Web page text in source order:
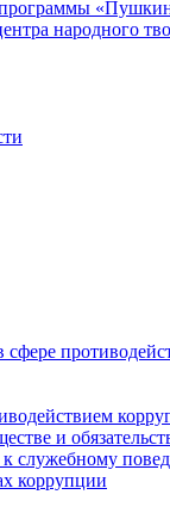
народного
и
служебному
коррупции